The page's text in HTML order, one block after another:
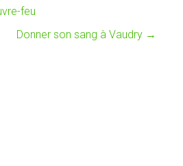
feu
Donner son sang à Vaudry →